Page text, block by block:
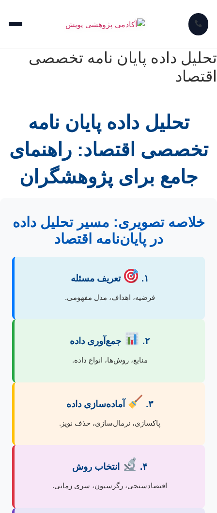
تحلیل داده پایان نامه تخصصی
اقتصاد
تحلیل داده پایان نامه
تخصصی اقتصاد: راهنمای
جامع برای پژوهشگران
خلاصه تصویری: مسیر تحلیل داده
در پایان‌نامه اقتصاد
۱. تعریف مسئله
فرضیه، اهداف، مدل مفهومی.
۲. جمع‌آوری داده
منابع، روش‌ها، انواع داده.
۳. آماده‌سازی داده
پاکسازی، نرمال‌سازی، حذف نویز.
۴. انتخاب روش
اقتصادسنجی، رگرسیون، سری زمانی.